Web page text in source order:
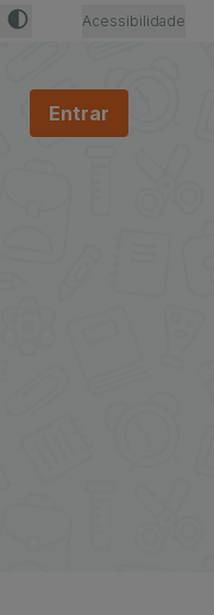
Acessibilidade
Entrar